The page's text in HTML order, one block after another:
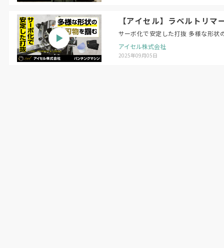
【アイセル】ラベルトリ
サーボ化で安定した打抜 多様な形状
アイセル株式会社
2025年09月05日